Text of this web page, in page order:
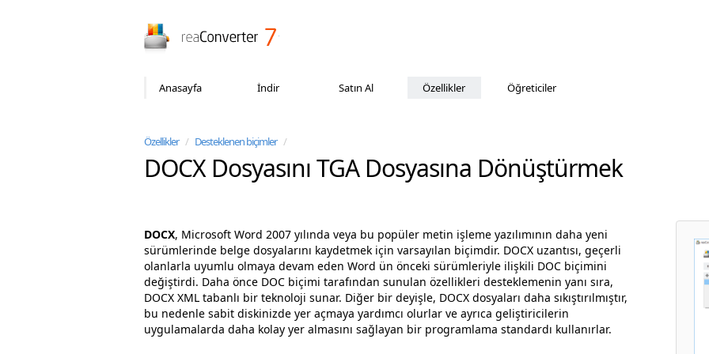
Anasayfa İndir Satın Al Özellikler Öğreticiler
Özellikler / Desteklenen biçimler /
DOCX Dosyasını TGA Dosyasına Dönüştürmek
DOCX, Microsoft Word 2007 yılında veya bu popüler metin işleme yazılımının daha yeni
sürümlerinde belge dosyalarını kaydetmek için varsayılan biçimdir. DOCX uzantısı, geçerli
olanlarla uyumlu olmaya devam eden Word ün önceki sürümleriyle ilişkili DOC biçimini
değiştirdi. Daha önce DOC biçimi tarafından sunulan özellikleri desteklemenin yanı sıra,
DOCX XML tabanlı bir teknoloji sunar. Diğer bir deyişle, DOCX dosyaları daha sıkıştırılmıştır,
bu nedenle sabit diskinizde yer açmaya yardımcı olurlar ve ayrıca geliştiricilerin
uygulamalarda daha kolay yer almasını sağlayan bir programlama standardı kullanırlar.